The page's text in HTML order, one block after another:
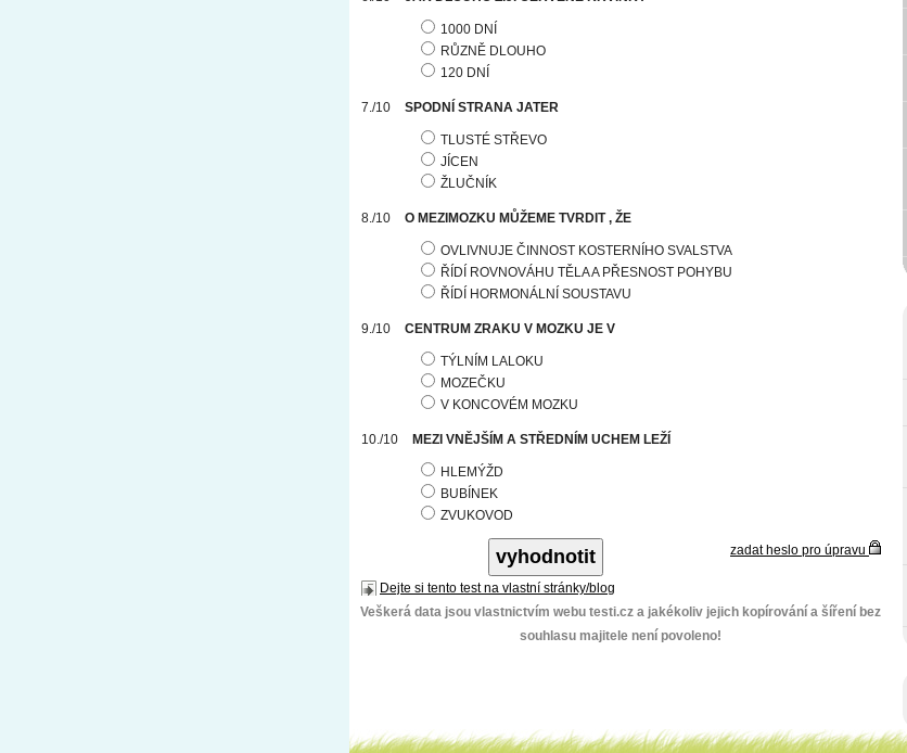
1000 DNÍ
RŮZNĚ DLOUHO
120 DNÍ
SPODNÍ STRANA JATER
TLUSTÉ STŘEVO
JÍCEN
ŽLUČNÍK
O MEZIMOZKU MŮŽEME TVRDIT , ŽE
OVLIVNUJE ČINNOST KOSTERNÍHO SVALSTVA
ŘÍDÍ ROVNOVÁHU TĚLA A PŘESNOST POHYBU
ŘÍDÍ HORMONÁLNÍ SOUSTAVU
CENTRUM ZRAKU V MOZKU JE V
TÝLNÍM LALOKU
MOZEČKU
V KONCOVÉM MOZKU
MEZI VNĚJŠÍM A STŘEDNÍM UCHEM LEŽÍ
HLEMÝŽD
BUBÍNEK
ZVUKOVOD
zadat heslo pro úpravu
Dejte si tento test na vlastní stránky/blog
Veškerá data jsou vlastnictvím webu testi.cz a jakékoliv jejich kopírování a šíření bez
souhlasu majitele není povoleno!